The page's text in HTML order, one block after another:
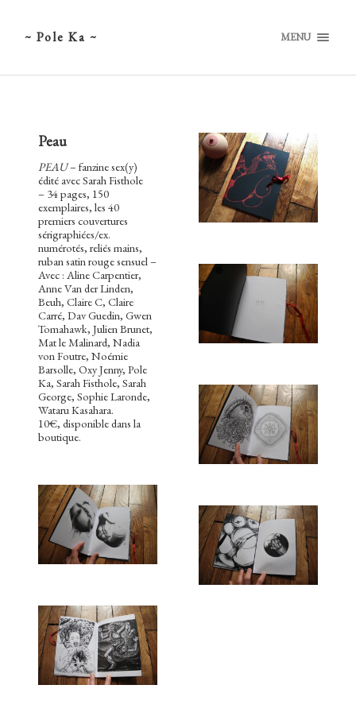
~ Pole Ka ~ MENU
Peau
PEAU– fanzine sex(y)
édité avec Sarah Fisthole
– 34 pages, 150
exemplaires, les 40
premiers couvertures
sérigraphiées/ex.
numérotés, reliés mains,
ruban satin rouge sensuel –
Avec : Aline Carpentier,
Anne Van der Linden,
Beuh, Claire C, Claire
Carré, Dav Guedin, Gwen
Tomahawk, Julien Brunet,
Mat le Malinard, Nadia
von Foutre, Noémie
Barsolle, Oxy Jenny, Pole
Ka, Sarah Fisthole, Sarah
George, Sophie Laronde,
Wataru Kasahara.
10€, disponible dans la
boutique.